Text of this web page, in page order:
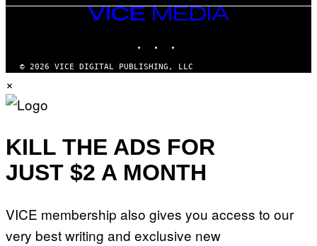
VICE
© 2026 VICE DIGITAL PUBLISHING, LLC
×
KILL THE ADS FOR
JUST $2 A MONTH
VICE membership also gives you access to our
very best writing and exclusive new